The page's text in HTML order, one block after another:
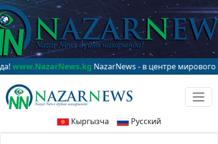
NazarNews - в центре мирового
Кыргызча Русский